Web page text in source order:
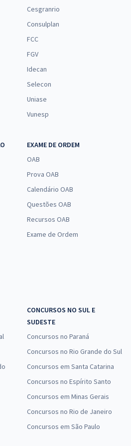
Cesgranrio
Consulplan
FCC
FGV
Idecan
Selecon
Uniase
Vunesp
EXAME DE ORDEM
OAB
Prova OAB
Calendário OAB
Questões OAB
Recursos OAB
Exame de Ordem
CONCURSOS NO SUL E
SUDESTE
Concursos no Paraná
Concursos no Rio Grande do Sul
Concursos em Santa Catarina
Concursos no Espírito Santo
Concursos em Minas Gerais
Concursos no Rio de Janeiro
Concursos em São Paulo